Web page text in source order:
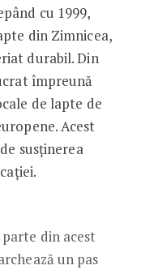
cu 1999,
din Zimnicea,
durabil. Din
împreună
de lapte de
Acest
susținerea
din acest
un pas